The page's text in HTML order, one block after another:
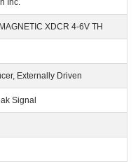
Inc.
XDCR 4-6V TH
Externally Driven
Signal